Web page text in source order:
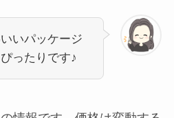
いパッケージ
ったりです♪